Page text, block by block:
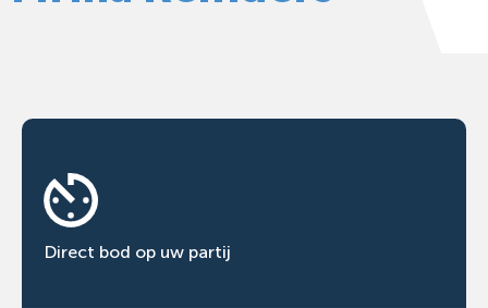
Direct bod op uw partij